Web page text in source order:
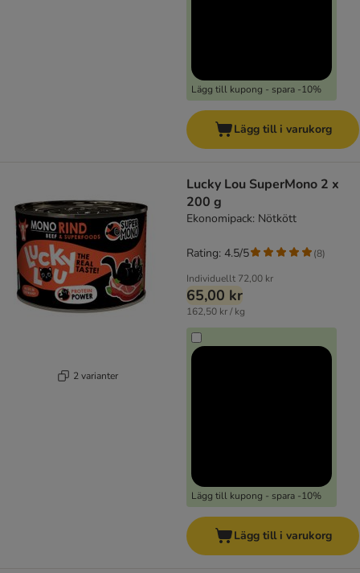
Lägg till kupong - spara -10%
Lägg till i varukorg
2 varianter
Lucky Lou SuperMono 2 x
200 g
Ekonomipack: Nötkött
Individuellt 72,00 kr
65,00 kr
162,50 kr / kg
Lägg till kupong - spara -10%
Rating: 4.5/5 (8)
Lägg till i varukorg